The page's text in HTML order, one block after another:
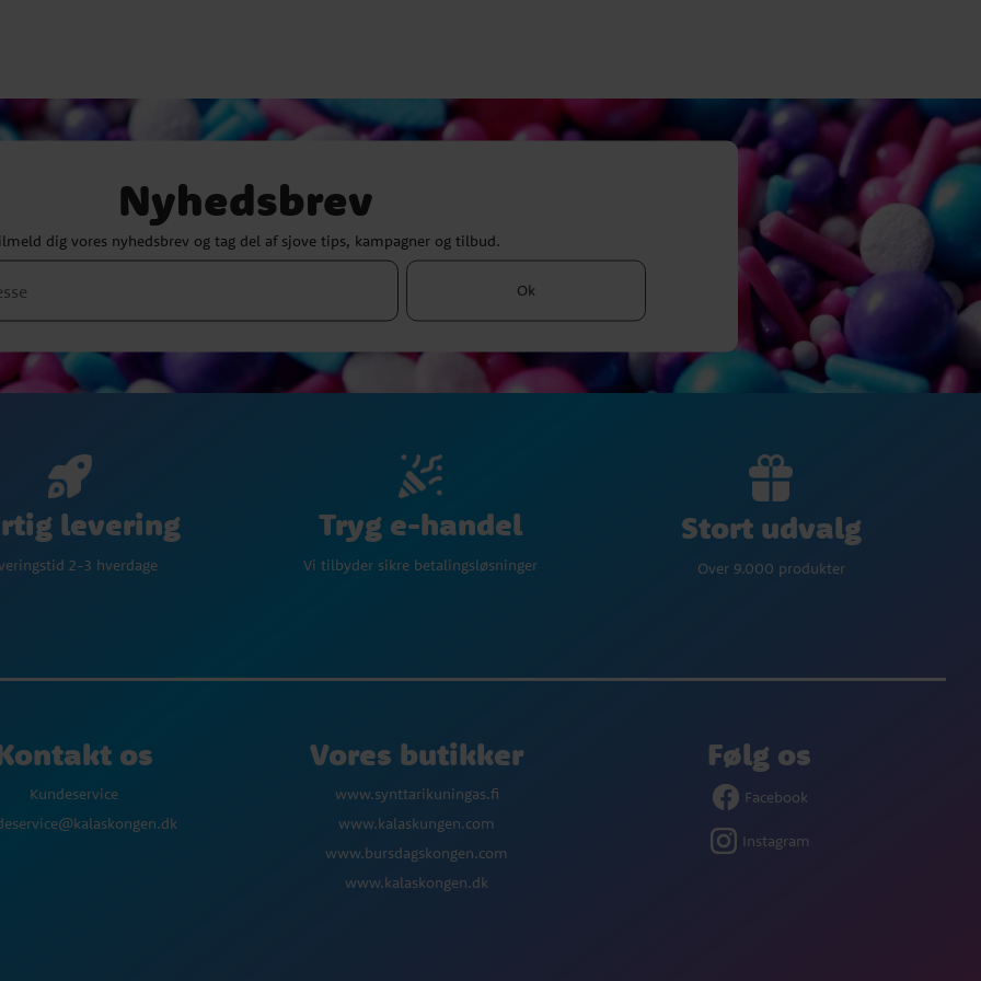
Nyhedsbrev
dig vores nyhedsbrev og tag del af sjove tips, kampagner og tilbud.
Ok
levering
2-3 hverdage
Tryg e-handel
Vi tilbyder sikre betalingsløsninger
Stort udvalg
Over 9.000 produkter
os
Kundeservice
Vores butikker
www.synttarikuningas.fi
www.kalaskungen.com
www.bursdagskongen.com
www.kalaskongen.dk
Følg os
Facebook
Instagram